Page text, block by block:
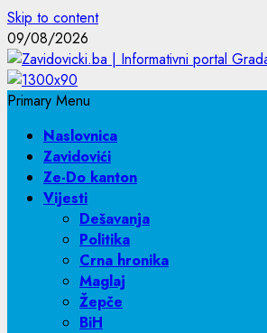
Skip to content
09/08/2026
Primary Menu
Naslovnica
Zavidovići
Ze-Do kanton
Vijesti
Dešavanja
Politika
Crna hronika
Maglaj
Žepče
BiH